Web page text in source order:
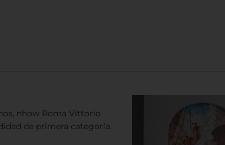
nhow Roma Vittorio
de primera categoría.